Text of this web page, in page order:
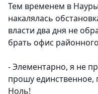
Тем временем в
накалялась
власти два дня не
брать офис
- Элементарно, я не
прошу единственное,
Ноль!